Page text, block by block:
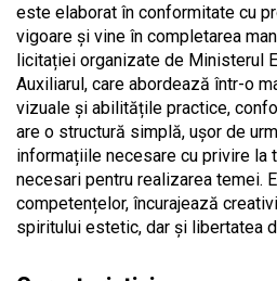
este elaborat în conformitate cu
vigoare și vine în completarea
licitației organizate de Ministerul
Auxiliarul, care abordează într-o
vizuale și abilitățile practice,
are o structură simplă, ușor de
informațiile necesare cu privire la
necesari pentru realizarea temei.
competențelor, încurajează
spiritului estetic, dar și libertatea